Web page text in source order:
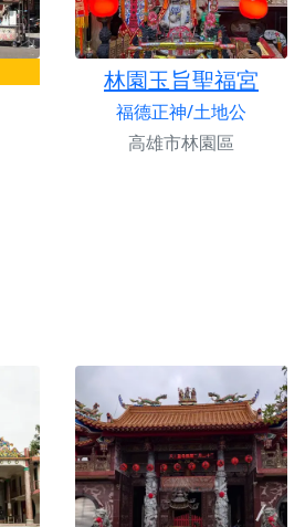
林園玉旨聖福宮
福德正神/土地公
高雄市林園區